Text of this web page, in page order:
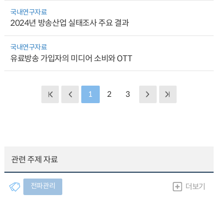
국내연구자료
2024년 방송산업 실태조사 주요 결과
국내연구자료
유료방송 가입자의 미디어 소비와 OTT
1 2 3
관련 주제 자료
전파관리 더보기